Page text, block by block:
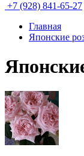
+7 (928) 841-65-27
Главная
Японские